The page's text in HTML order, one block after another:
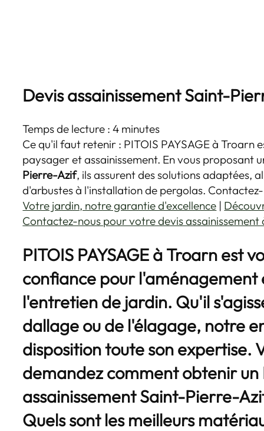
Devis assainissement Saint-
Temps de lecture : 4 minutes
Ce qu'il faut retenir : PITOIS PAYSAGE à Troarn
paysager et assainissement. En vous proposant
Pierre-Azif, ils assurent des solutions adaptées,
d'arbustes à l'installation de pergolas.
Votre jardin, notre garantie d'excellence |
Contactez-nous pour votre devis assainissement
PITOIS PAYSAGE à Troarn est
confiance pour l'aménagement
l'entretien de jardin. Qu'il
dallage ou de l'élagage, notre
disposition toute son expertise.
demandez comment obtenir un
assainissement Saint-Pierre-
Quels sont les meilleurs